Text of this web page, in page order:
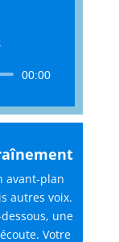
00:00
avant-plan
autres voix.
une
Votre